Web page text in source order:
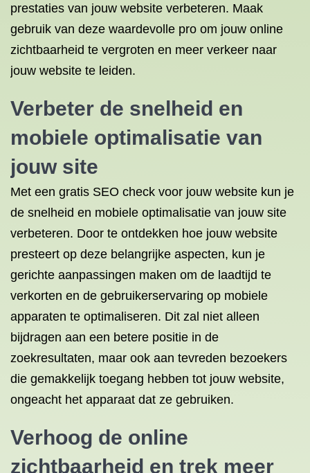
prestaties van jouw website verbeteren. Maak
gebruik van deze waardevolle pro om jouw online
zichtbaarheid te vergroten en meer verkeer naar
jouw website te leiden.
Verbeter de snelheid en
mobiele optimalisatie van
jouw site
Met een gratis SEO check voor jouw website kun je
de snelheid en mobiele optimalisatie van jouw site
verbeteren. Door te ontdekken hoe jouw website
presteert op deze belangrijke aspecten, kun je
gerichte aanpassingen maken om de laadtijd te
verkorten en de gebruikerservaring op mobiele
apparaten te optimaliseren. Dit zal niet alleen
bijdragen aan een betere positie in de
zoekresultaten, maar ook aan tevreden bezoekers
die gemakkelijk toegang hebben tot jouw website,
ongeacht het apparaat dat ze gebruiken.
Verhoog de online
zichtbaarheid en trek meer